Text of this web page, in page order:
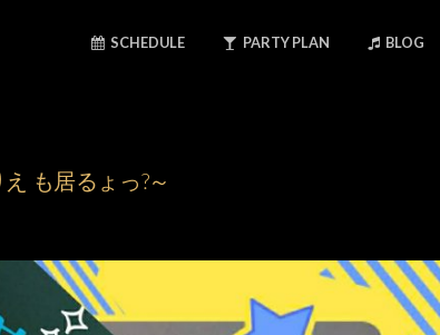
SCHEDULE PARTY PLAN BLOG
も居るょっ?～